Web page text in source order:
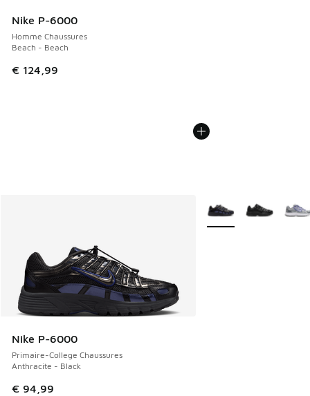
Nike P-6000
Homme Chaussures
Beach - Beach
€ 124,99
Nike P-6000
Primaire-College Chaussures
Anthracite - Black
€ 94,99
Plus de couleurs